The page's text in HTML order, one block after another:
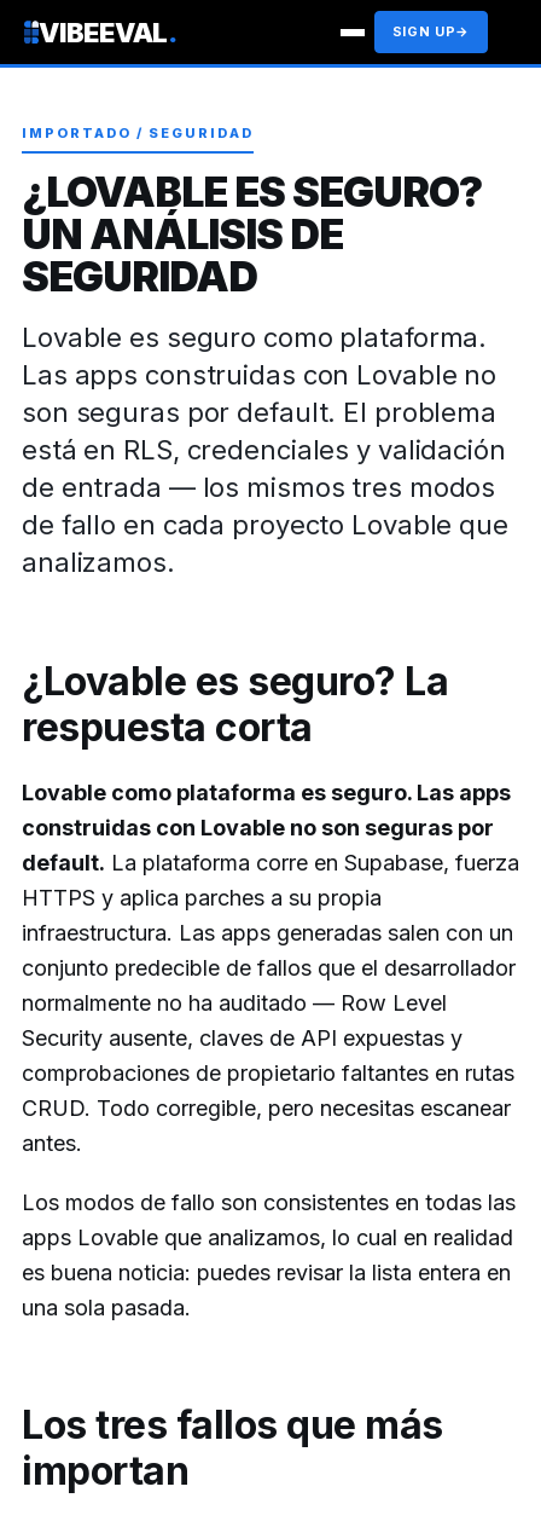
VIBEEVAL. SIGN UP→
IMPORTADO / SEGURIDAD
¿LOVABLE ES SEGURO?
UN ANÁLISIS DE
SEGURIDAD
Lovable es seguro como plataforma.
Las apps construidas con Lovable no
son seguras por default. El problema
está en RLS, credenciales y validación
de entrada — los mismos tres modos
de fallo en cada proyecto Lovable que
analizamos.
¿Lovable es seguro? La
respuesta corta
Lovable como plataforma es seguro. Las apps
construidas con Lovable no son seguras por
default. La plataforma corre en Supabase, fuerza
HTTPS y aplica parches a su propia
infraestructura. Las apps generadas salen con un
conjunto predecible de fallos que el desarrollador
normalmente no ha auditado — Row Level
Security ausente, claves de API expuestas y
comprobaciones de propietario faltantes en rutas
CRUD. Todo corregible, pero necesitas escanear
antes.
Los modos de fallo son consistentes en todas las
apps Lovable que analizamos, lo cual en realidad
es buena noticia: puedes revisar la lista entera en
una sola pasada.
Los tres fallos que más
importan